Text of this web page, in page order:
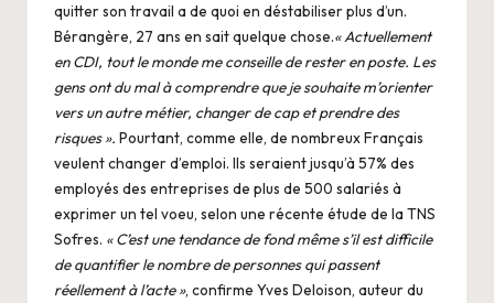
quitter son travail a de quoi en déstabiliser plus d’un.
Bérangère, 27 ans en sait quelque chose.« Actuellement
en CDI, tout le monde me conseille de rester en poste. Les
gens ont du mal à comprendre que je souhaite m’orienter
vers un autre métier, changer de cap et prendre des
risques ». Pourtant, comme elle, de nombreux Français
veulent changer d’emploi. Ils seraient jusqu’à 57% des
employés des entreprises de plus de 500 salariés à
exprimer un tel voeu, selon une récente étude de la TNS
Sofres. « C’est une tendance de fond même s’il est difficile
de quantifier le nombre de personnes qui passent
réellement à l’acte », confirme Yves Deloison, auteur du